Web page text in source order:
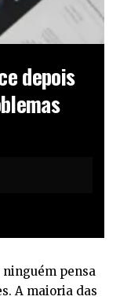
depois
ninguém pensa
A maioria das